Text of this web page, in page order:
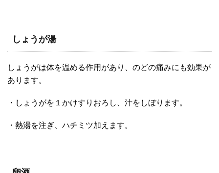
しょうが湯
しょうがは体を温める作用があり、のどの痛みにも効果が
あります。
・しょうがを１かけすりおろし、汁をしぼります。
・熱湯を注ぎ、ハチミツ加えます。